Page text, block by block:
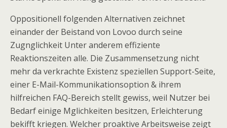
Oppositionell folgenden Alternativen zeichnet
einander der Beistand von Lovoo durch seine
Zugnglichkeit Unter anderem effiziente
Reaktionszeiten alle. Die Zusammensetzung nicht
mehr da verkrachte Existenz speziellen Support-Seite,
einer E-Mail-Kommunikationsoption & ihrem
hilfreichen FAQ-Bereich stellt gewiss, weil Nutzer bei
Bedarf einige Mglichkeiten besitzen, Erleichterung
bekifft kriegen. Welcher proaktive Arbeitsweise zeigt